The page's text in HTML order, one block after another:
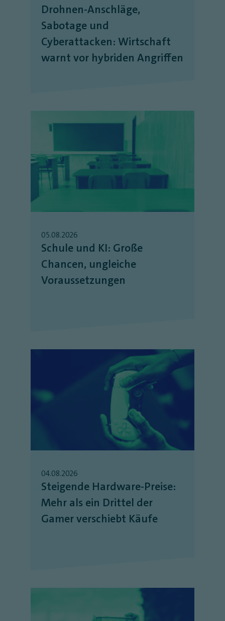
Drohnen-Anschläge,
Sabotage und
Cyberattacken: Wirtschaft
warnt vor hybriden Angriffen
05.08.2026
Schule und KI: Große
Chancen, ungleiche
Voraussetzungen
04.08.2026
Steigende Hardware-Preise:
Mehr als ein Drittel der
Gamer verschiebt Käufe